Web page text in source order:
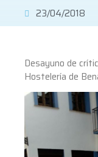
23/04/2018
Desayuno de
Hostelería de